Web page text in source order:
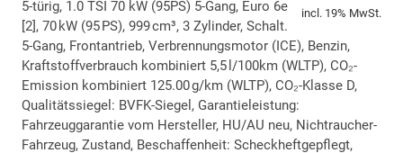
incl. 19% MwSt.
5-türig, 1.0 TSI 70 kW (95PS) 5-Gang, Euro 6e
[2], 70 kW (95 PS), 999 cm³, 3 Zylinder, Schalt.
5-Gang, Frontantrieb, Verbrennungsmotor (ICE), Benzin,
Kraftstoffverbrauch kombiniert 5,5 l/100km (WLTP), CO₂-
Emission kombiniert 125.00 g/km (WLTP), CO₂-Klasse D,
Qualitätssiegel: BVFK-Siegel, Garantieleistung:
Fahrzeuggarantie vom Hersteller, HU/AU neu, Nichtraucher-
Fahrzeug, Zustand, Beschaffenheit: Scheckheftgepflegt,